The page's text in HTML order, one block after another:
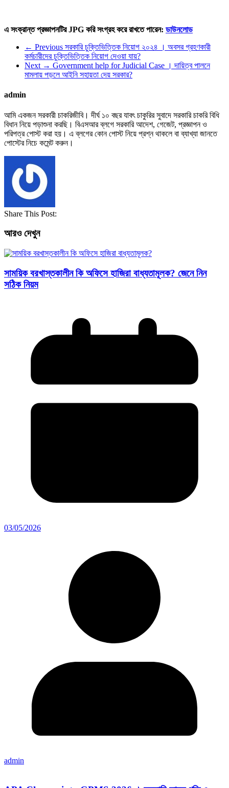
এ সংক্রান্ত প্রজ্ঞাপনটির JPG করি সংগ্রহ করে রাখতে পারেন: ডাউনলোড
← Previous সরকারি চুক্তিভিত্তিক নিয়োগ ২০২৪ । অবসর গ্রহণকারী
কর্মচারীদের চুক্তিভিত্তিক নিয়োগ দেওয়া যায়?
Next → Government help for Judicial Case । দায়িত্ব পালনে
মামলায় পড়লে আইনি সহায়তা দেয় সরকার?
admin
আমি একজন সরকারী চাকরিজীবি। দীর্ঘ ১০ বছর যাবৎ চাকুরির সুবাদে সরকারি চাকরি বিধি
বিধান নিয়ে পড়াশুনা করছি। বিএসআর ব্লগে সরকারি আদেশ, গেজেট, প্রজ্ঞাপন ও
পরিপত্র পোস্ট করা হয়। এ ব্লগের কোন পোস্ট নিয়ে প্রশ্ন থাকলে বা ব্যাখ্যা জানতে
পোস্টের নিচে কমেন্ট করুন।
Share This Post:
আরও দেখুন
সাময়িক বরখাস্তকালীন কি অফিসে হাজিরা বাধ্যতামূলক? জেনে নিন
সঠিক নিয়ম
03/05/2026
admin